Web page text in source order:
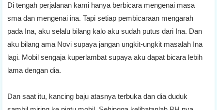
Di tengah perjalanan kami hanya berbicara mengenai masa
sma dan mengenai ina. Tapi setiap pembicaraan mengarah
pada Ina, aku selalu bilang kalo aku sudah putus dari Ina. Dan
aku bilang ama Novi supaya jangan ungkit-ungkit masalah Ina
lagi. Mobil sengaja kuperlambat supaya aku dapat bicara lebih
lama dengan dia.
Dan saat itu, kancing baju atasnya terbuka dan dia duduk